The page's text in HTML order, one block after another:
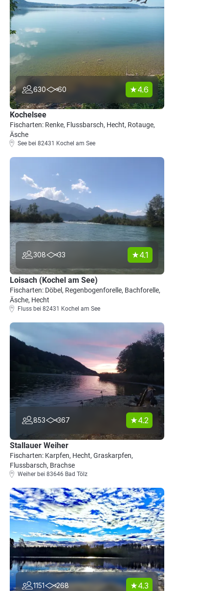
630 60 4.6
Kochelsee
Fischarten: Renke, Flussbarsch, Hecht, Rotauge,
Äsche
See bei 82431 Kochel am See
308 33 4.1
Loisach (Kochel am See)
Fischarten: Döbel, Regenbogenforelle, Bachforelle,
Äsche, Hecht
Fluss bei 82431 Kochel am See
853 367 4.2
Stallauer Weiher
Fischarten: Karpfen, Hecht, Graskarpfen,
Flussbarsch, Brachse
Weiher bei 83646 Bad Tölz
1151 268 4.3